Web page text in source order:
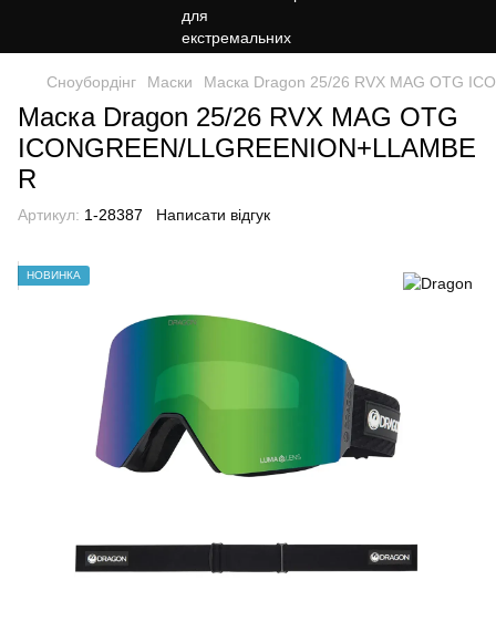
Сноубордiнг Маски Маска Dragon 25/26 RVX MAG OTG
Маска Dragon 25/26 RVX MAG OTG
ICONGREEN/LLGREENION+LLAMBE
R
Артикул: 1-28387 Написати відгук
НОВИНКА